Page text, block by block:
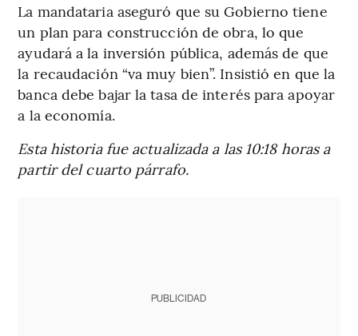
La mandataria aseguró que su Gobierno tiene
un plan para construcción de obra, lo que
ayudará a la inversión pública, además de que
la recaudación “va muy bien”. Insistió en que la
banca debe bajar la tasa de interés para apoyar
a la economía.
Esta historia fue actualizada a las 10:18 horas a
partir del cuarto párrafo.
PUBLICIDAD